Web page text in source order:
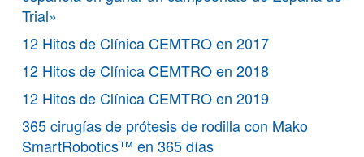
Trial»
12 Hitos de Clínica CEMTRO en 2017
12 Hitos de Clínica CEMTRO en 2018
12 Hitos de Clínica CEMTRO en 2019
365 cirugías de prótesis de rodilla con Mako
SmartRobotics™ en 365 días